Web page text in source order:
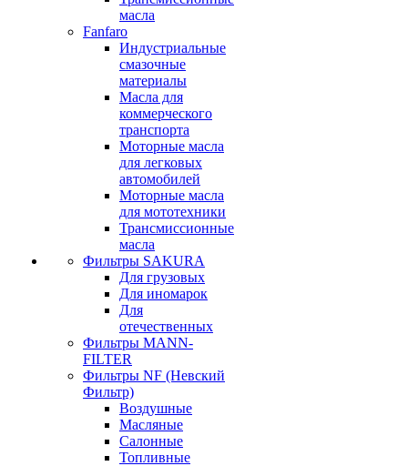
масла
Fanfaro
Индустриальные
смазочные
материалы
Масла для
коммерческого
транспорта
Моторные масла
для легковых
автомобилей
Моторные масла
для мототехники
Трансмиссионные
масла
Фильтры SAKURA
Для грузовых
Для иномарок
Для
отечественных
Фильтры MANN-
FILTER
Фильтры NF (Невский
Фильтр)
Воздушные
Масляные
Салонные
Топливные